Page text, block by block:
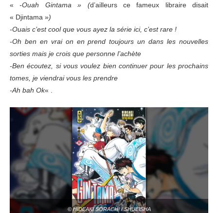
«-Ouah Gintama » (d’ailleurs ce fameux libraire disait
« Djintama »)
-Ouais c’est cool que vous ayez la série ici, c’est rare !
-Oh ben en vrai on en prend toujours un dans les nouvelles
sorties mais je crois que personne l’achète
-Ben écoutez, si vous voulez bien continuer pour les prochains
tomes, je viendrai vous les prendre
-Ah bah Ok« .
© HIDEAKI SORACHI / SHUEISHA